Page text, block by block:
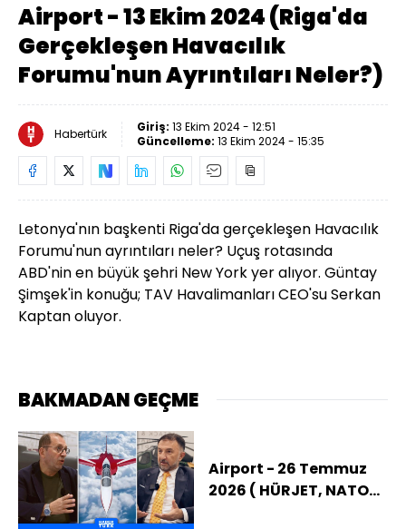
Airport - 13 Ekim 2024 (Riga'da
Gerçekleşen Havacılık
Forumu'nun Ayrıntıları Neler?)
Habertürk Giriş: 13 Ekim 2024 - 12:51
Güncelleme: 13 Ekim 2024 - 15:35
Letonya'nın başkenti Riga'da gerçekleşen Havacılık
Forumu'nun ayrıntıları neler? Uçuş rotasında
ABD'nin en büyük şehri New York yer alıyor. Güntay
Şimşek'in konuğu; TAV Havalimanları CEO'su Serkan
Kaptan oluyor.
BAKMADAN GEÇME
Airport - 26 Temmuz
2026 ( HÜRJET, NATO